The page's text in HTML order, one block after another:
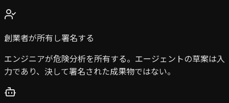
創業者が所有し署名する
エンジニアが危険分析を所有する。エージェントの草案は入
力であり、決して署名された成果物ではない。